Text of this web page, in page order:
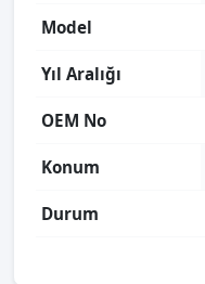
Model
Yıl Aralığı
OEM No
Konum
Durum